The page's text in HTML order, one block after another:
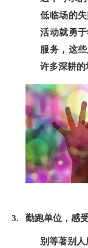
低临场的
活动就勇
服务，这
许多深耕的
勤跑单位，感
别等著别人